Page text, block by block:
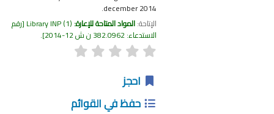
december 2014.
الإتاحة:المواد المتاحة للإعارة: Library INP(1)
رقم
الاستدعاء:382.0962 ن ش 12-2014 .
احجز
حفظ في القوائم